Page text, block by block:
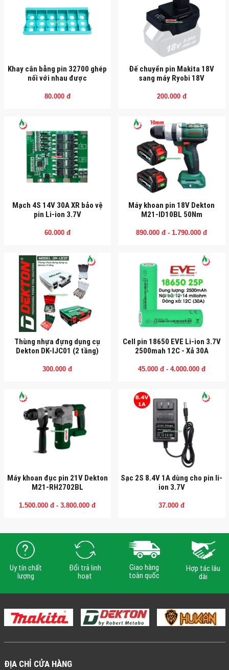
Khay cân bằng pin 32700 ghép
nối với nhau được
80.000 đ
Đế chuyển pin Makita 18V
sang máy Ryobi 18V
200.000 đ
Mạch 4S 14V 30A XR bảo vệ
pin Li-ion 3.7V
60.000 đ
Máy khoan pin 18V Dekton
M21-ID10BL 50Nm
890.000 đ - 1.790.000 đ
Thùng nhựa đựng dụng cụ
Dekton DK-IJC01 (2 tầng)
300.000 đ
Cell pin 18650 EVE Li-ion 3.7V
2500mah 12C - Xả 30A
45.000 đ - 4.000.000 đ
Máy khoan đục pin 21V Dekton
M21-RH2702BL
1.500.000 đ - 3.800.000 đ
Sạc 2S 8.4V 1A dùng cho pin li-
ion 3.7V
37.000 đ
Uy tín chất
lượng
Đổi trả linh
hoạt
Giao hàng
toàn quốc
Hợp tác lâu
dài
ĐỊA CHỈ CỬA HÀNG